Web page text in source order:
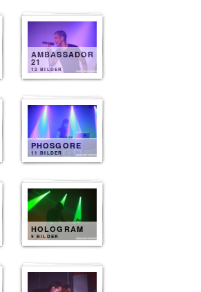
AMBASSADOR
21
12 BILDER
PHOSGORE
11 BILDER
HOLOGRAM
9 BILDER